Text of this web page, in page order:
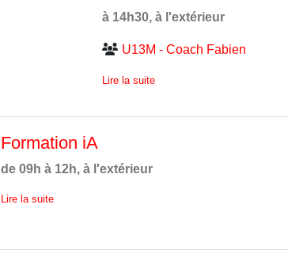
à 14h30, à l'extérieur
U13M - Coach Fabien
Lire la suite
Formation iA
de 09h à 12h, à l'extérieur
Lire la suite